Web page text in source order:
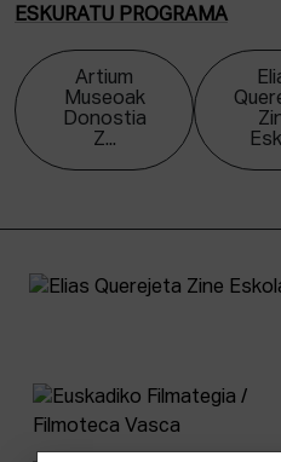
ESKURATU PROGRAMA
Artium
Museoak
Donostia
Z...